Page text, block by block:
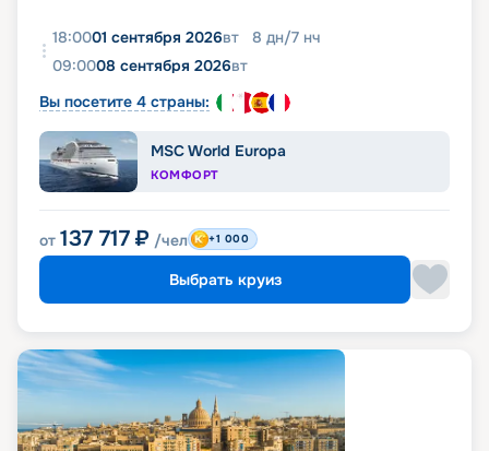
18:0001 сентября 2026вт 8 дн/7 нч
09:0008 сентября 2026вт
Вы посетите 4 страны:
MSC World Europa
КОМФОРТ
от 137 717 ₽ /чел +1 000
Выбрать круиз